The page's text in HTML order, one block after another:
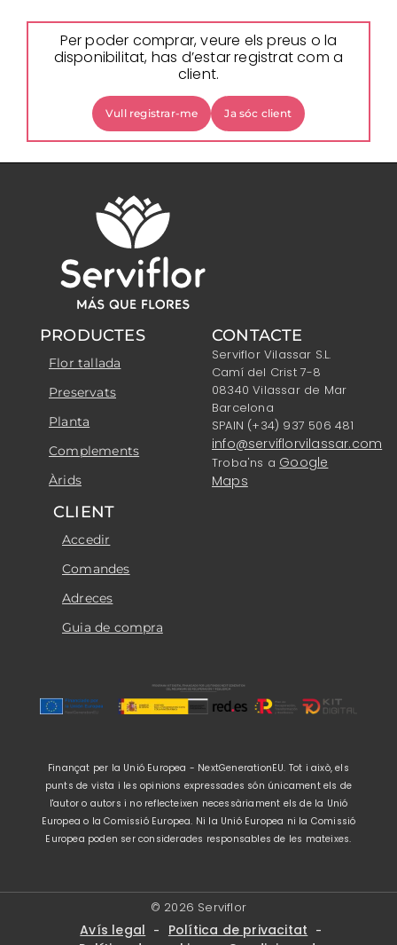
Per poder comprar, veure els preus o la
disponibilitat, has d’estar registrat com a
client.
Vull registrar-me Ja sóc client
PRODUCTES
Flor tallada
Preservats
Planta
Complements
Àrids
CONTACTE
Serviflor Vilassar S.L.
Camí del Crist 7-8
08340 Vilassar de Mar
Barcelona
SPAIN (+34) 937 506 481
info@serviflorvilassar.com
Troba'ns a Google
Maps
CLIENT
Accedir
Comandes
Adreces
Guia de compra
Finançat per la Unió Europea - NextGenerationEU. Tot i això, els
punts de vista i les opinions expressades són únicament els de
l'autor o autors i no reflecteixen necessàriament els de la Unió
Europea o la Comissió Europea. Ni la Unió Europea ni la Comissió
Europea poden ser considerades responsables de les mateixes.
© 2026 Serviflor
Avís legal - Política de privacitat -